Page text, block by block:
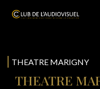
THEATRE MARIGNY
THEATRE